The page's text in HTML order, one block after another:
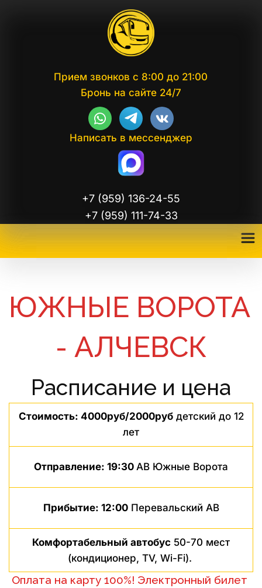
Прием звонков с 8:00 до 21:00
Бронь на сайте 24/7
Написать в мессенджер
+7 (959) 136-24-55
+7 (959) 111-74-33
ЮЖНЫЕ ВОРОТА
- АЛЧЕВСК
Расписание и цена
Стоимость: 4000руб/2000рубдетский до 12
лет
Отправление: 19:30 АВ Южные Ворота
Прибытие: 12:00Перевальский АВ
Комфортабельный автобус 50-70 мест
(кондиционер, TV, Wi-Fi).
Оплата на карту 100%! Электронный билет